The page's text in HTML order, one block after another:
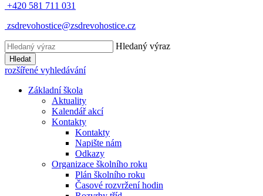
+420 581 711 031
zsdrevohostice@zsdrevohostice.cz
Hledaný výraz
Hledat
rozšířené vyhledávání
Základní škola
Aktuality
Kalendář akcí
Kontakty
Kontakty
Napište nám
Odkazy
Organizace školního roku
Plán školního roku
Časové rozvržení hodin